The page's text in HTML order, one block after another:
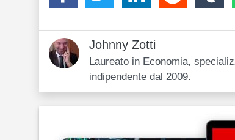
Johnny Zotti
Laureato in Economia,
indipendente dal 2009.